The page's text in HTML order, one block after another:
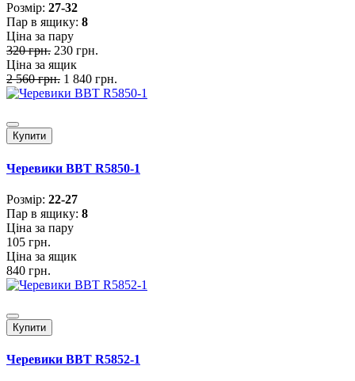
Розмiр: 27-32
Пар в ящику: 8
Ціна за пару
320 грн. 230 грн.
Ціна за ящик
2 560 грн. 1 840 грн.
Купити
Черевики BBT R5850-1
Розмiр: 22-27
Пар в ящику: 8
Ціна за пару
105 грн.
Ціна за ящик
840 грн.
Купити
Черевики BBT R5852-1